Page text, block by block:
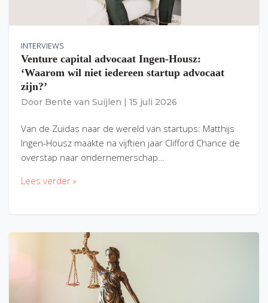
INTERVIEWS
Venture capital advocaat Ingen-Housz:
‘Waarom wil niet iedereen startup advocaat
zijn?’
Door Bente van Suijlen 15 juli 2026
Van de Zuidas naar de wereld van startups: Matthijs
Ingen-Housz maakte na vijftien jaar Clifford Chance de
overstap naar ondernemerschap…
Lees verder »